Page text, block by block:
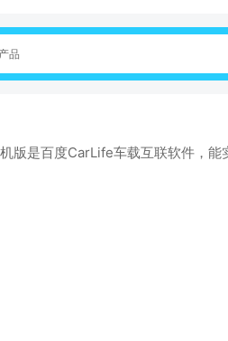
品
版是百度CarLife车载互联软件，